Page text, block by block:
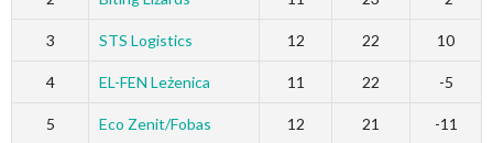
3 STS Logistics 12 22 10
4 EL-FEN Leżenica 11 22 -5
5 Eco Zenit/Fobas 12 21 -11